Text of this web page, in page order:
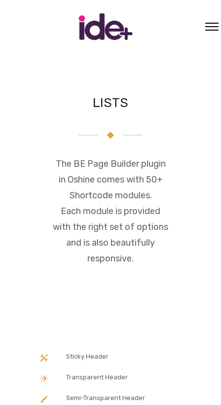
LISTS
The BE Page Builder plugin
in Oshine comes with 50+
Shortcode modules.
Each module is provided
with the right set of options
and is also beautifully
responsive.
Sticky Header
Transparent Header
Semi-Transparent Header